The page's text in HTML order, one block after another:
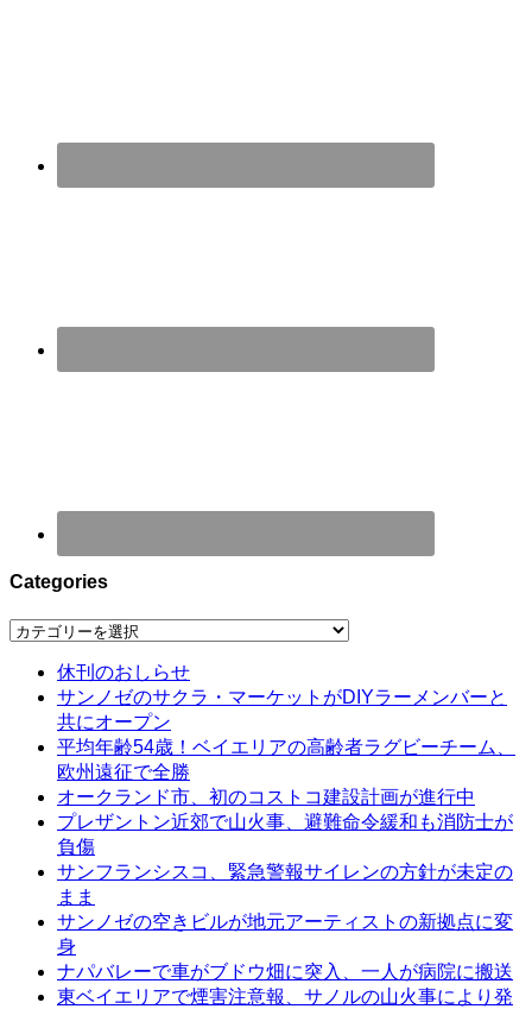
Categories
Categories
休刊のおしらせ
サンノゼのサクラ・マーケットがDIYラーメンバーと
共にオープン
平均年齢54歳！ベイエリアの高齢者ラグビーチーム、
欧州遠征で全勝
オークランド市、初のコストコ建設計画が進行中
プレザントン近郊で山火事、避難命令緩和も消防士が
負傷
サンフランシスコ、緊急警報サイレンの方針が未定の
まま
サンノゼの空きビルが地元アーティストの新拠点に変
身
ナパバレーで車がブドウ畑に突入、一人が病院に搬送
東ベイエリアで煙害注意報、サノルの山火事により発